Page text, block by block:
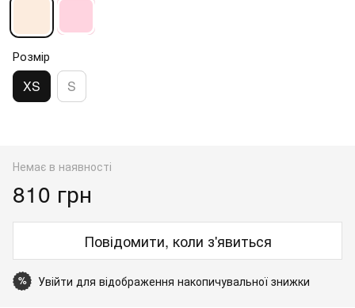
Розмір
XS S
Немає в наявності
810 грн
Повідомити, коли з'явиться
% Увійти для відображення накопичувальної знижки